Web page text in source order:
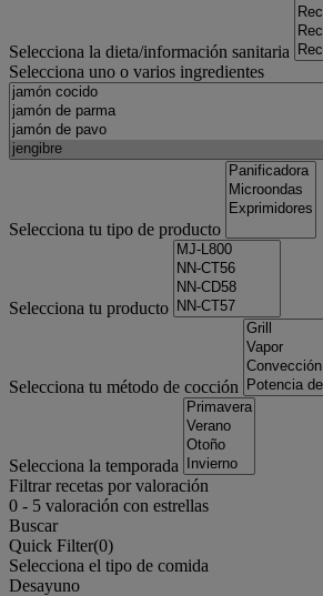
Selecciona la dieta/información sanitaria
Selecciona uno o varios ingredientes
Selecciona tu tipo de producto
Selecciona tu producto
Selecciona tu método de cocción
Selecciona la temporada
Filtrar recetas por valoración
0 - 5 valoración con estrellas
Buscar
Quick Filter(0)
Selecciona el tipo de comida
Desayuno